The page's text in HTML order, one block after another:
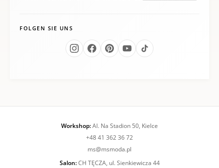
FOLGEN SIE UNS
Workshop:Al. Na Stadion 50, Kielce
+48 41 362 36 72
ms@msmoda.pl
Salon:CH TĘCZA, ul. Sienkiewicza 44